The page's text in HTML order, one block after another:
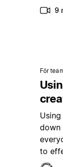
9
För
down
to